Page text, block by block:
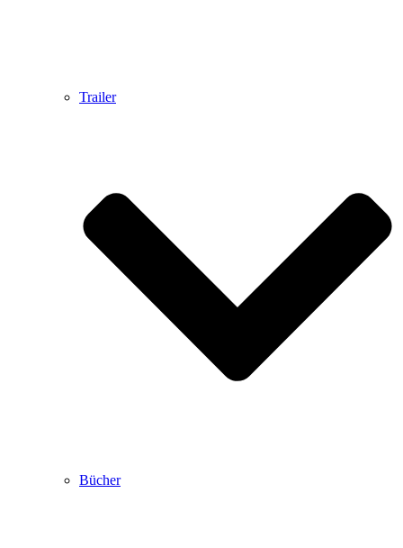
Trailer
Bücher